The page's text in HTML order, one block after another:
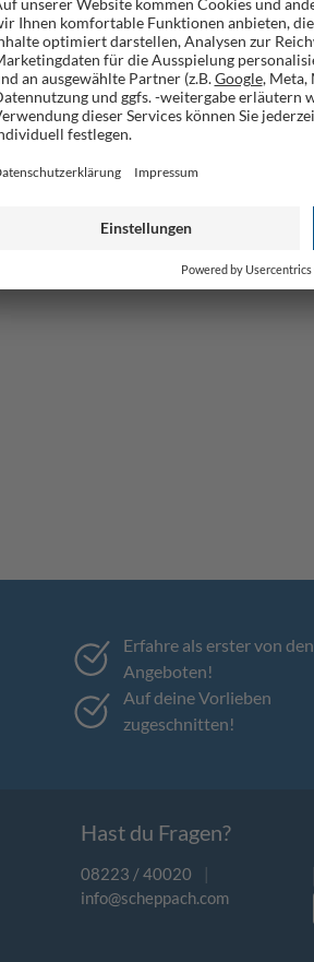
Erfahre als erster von den
Angeboten!
Auf deine Vorlieben
zugeschnitten!
Hast du Fragen?
08223 / 40020
|
info@scheppach.com